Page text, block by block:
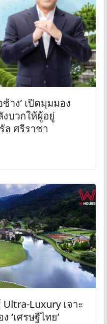
าง’ เปิดมุมมอง
บวกให้ผู้อยู่
ล ศรีราชา
Luxury เจาะ
‘เศรษฐีไทย’